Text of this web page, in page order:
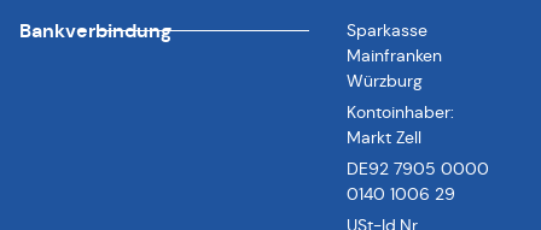
Bankverbindung
Sparkasse
Mainfranken
Würzburg
Kontoinhaber:
Markt Zell
DE92 7905 0000
0140 1006 29
USt-Id.Nr.